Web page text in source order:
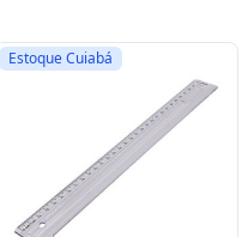
Estoque Cuiabá